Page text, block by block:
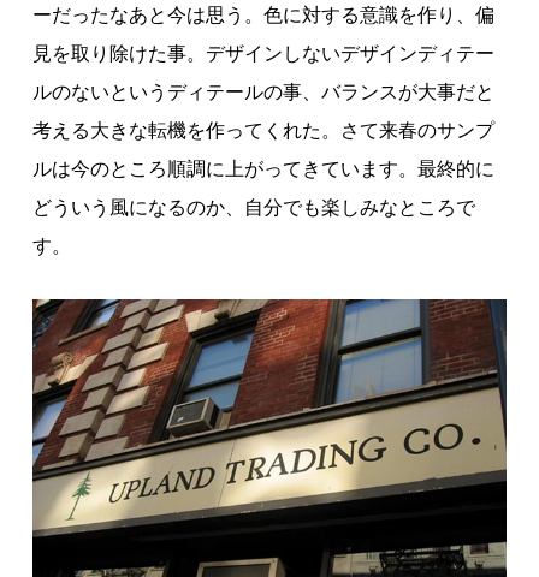
ーだったなあと今は思う。色に対する意識を作り、偏
見を取り除けた事。デザインしないデザインディテー
ルのないというディテールの事、バランスが大事だと
考える大きな転機を作ってくれた。さて来春のサンプ
ルは今のところ順調に上がってきています。最終的に
どういう風になるのか、自分でも楽しみなところで
す。